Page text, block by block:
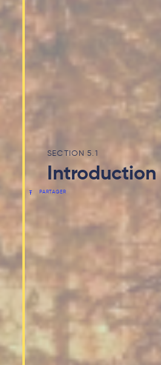
5.1
Introduction
PARTAGER